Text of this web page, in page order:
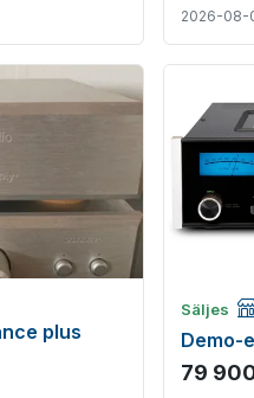
2026-08-
plus
Säljes
Demo-
79